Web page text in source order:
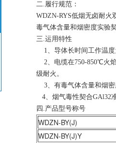
二.履行规范：
WDZN-RYS低烟无卤耐火
毒气体含量和烟密度实验
三.运用特性
1、导体长时间工作温
2、电缆在750-850℃火
级耐火。
3、有毒气体含量和烟密
4、烟气毒性契合GAl32
四.产品型号称号
WDZN-BY(J)
WDZN-BY(J)Y